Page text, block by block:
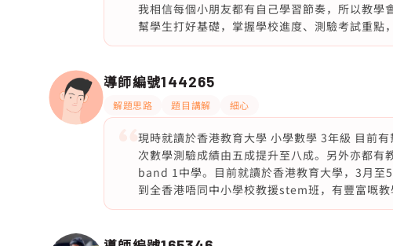
我相信每個小朋友都有自己學習節奏，所以教學
幫學生打好基礎，掌握學校進度、測驗考試重點
導師編號144265
解題思路 題目講解 細心
現時就讀於香港教育大學 小學數學 3年級 目前
次數學測驗成績由五成提升至八成。另外亦都
band 1中學。目前就讀於香港教育大學，3月至
到全香港唔同中小學校教援stem班，有豐富嘅教